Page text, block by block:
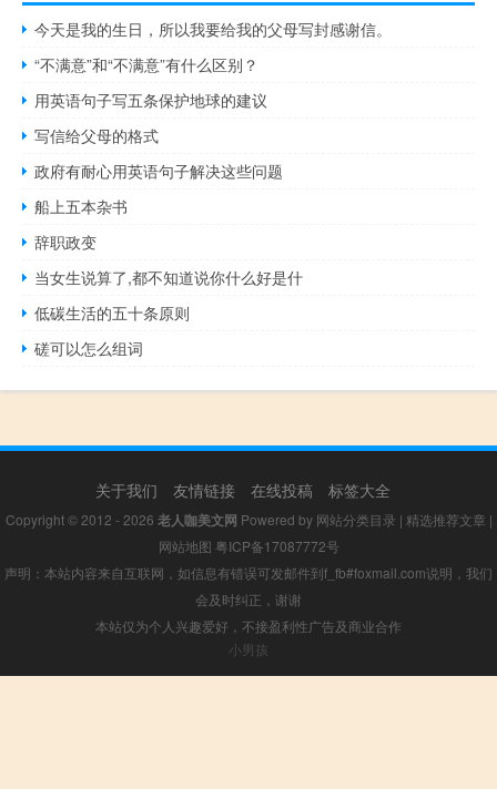
今天是我的生日，所以我要给我的父母写封感谢信。
“不满意”和“不满意”有什么区别？
用英语句子写五条保护地球的建议
写信给父母的格式
政府有耐心用英语句子解决这些问题
船上五本杂书
辞职政变
当女生说算了,都不知道说你什么好是什
低碳生活的五十条原则
磋可以怎么组词
关于我们 友情链接 在线投稿 标签大全
Copyright © 2012 - 2026 老人咖美文网 Powered by 网站分类目录 | 精选推荐文章 |
网站地图 粤ICP备17087772号
声明：本站内容来自互联网，如信息有错误可发邮件到f_fb#foxmail.com说明，我们
会及时纠正，谢谢
本站仅为个人兴趣爱好，不接盈利性广告及商业合作
小男孩